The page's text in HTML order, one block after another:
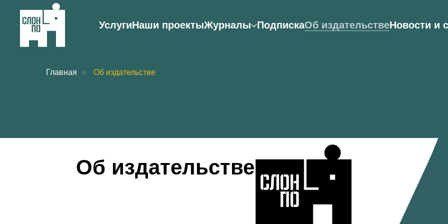
УслугиНаши проектыЖурналы ПодпискаОб издательствеНовости и
Главная » Об издательстве
Об издательстве